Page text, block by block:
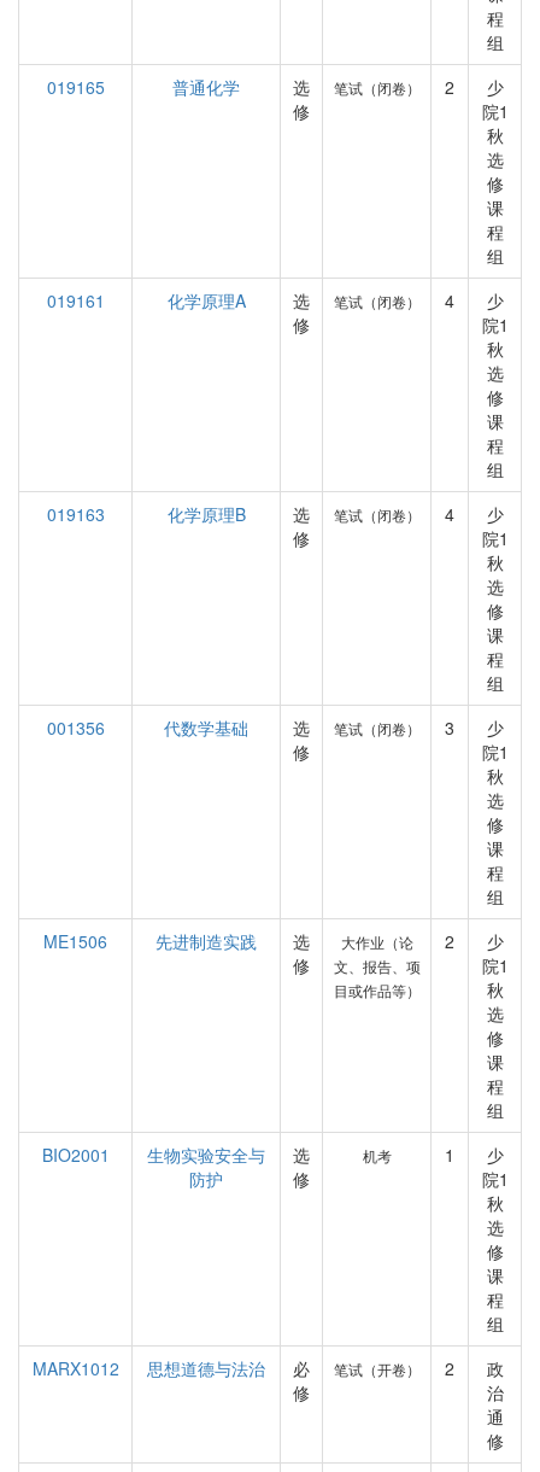
程
组
019165
普通化学
选
修
笔试（闭卷） 2
少
院1
秋
选
修
课
程
组
019161
化学原理A
选
修
笔试（闭卷） 4
少
院1
秋
选
修
课
程
组
019163
化学原理B
选
修
笔试（闭卷） 4
少
院1
秋
选
修
课
程
组
001356
代数学基础
选
修
笔试（闭卷） 3
少
院1
秋
选
修
课
程
组
ME1506
先进制造实践
选
修
大作业（论
文、报告、项
目或作品等）
2
少
院1
秋
选
修
课
程
组
BIO2001
生物实验安全与
防护
选
修
机考 1
少
院1
秋
选
修
课
程
组
MARX1012
思想道德与法治
必
修
笔试（开卷） 2
政
治
通
修